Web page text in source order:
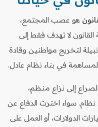
هو عصب المجتمع،
لا تهدف فقط إلى
لتخريج مواطنين وقادة
في بناء نظام عادل.
إلى نزاع منظم،
سواء اخترت الدفاع عن
الدولارات، أو العمل على